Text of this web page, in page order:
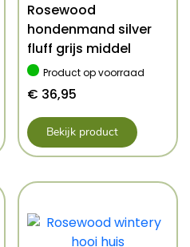
Rosewood
hondenmand silver
fluff grijs middel
Product op voorraad
€ 36,95
Bekijk product